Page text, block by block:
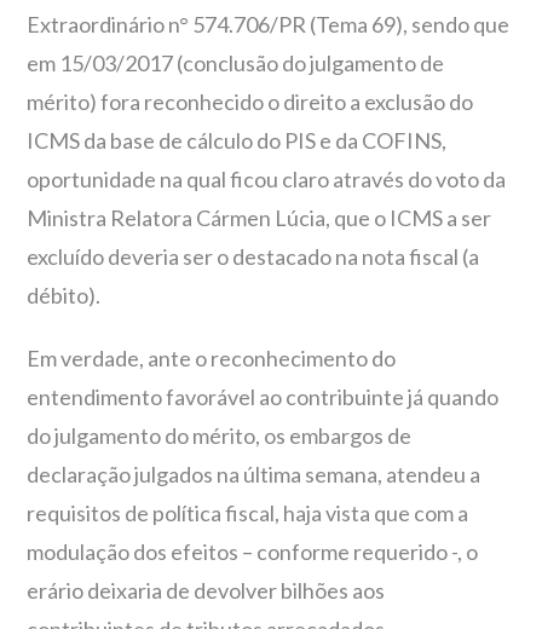
Extraordinário n° 574.706/PR (Tema 69), sendo que
em 15/03/2017 (conclusão do julgamento de
mérito) fora reconhecido o direito a exclusão do
ICMS da base de cálculo do PIS e da COFINS,
oportunidade na qual ficou claro através do voto da
Ministra Relatora Cármen Lúcia, que o ICMS a ser
excluído deveria ser o destacado na nota fiscal (a
débito).
Em verdade, ante o reconhecimento do
entendimento favorável ao contribuinte já quando
do julgamento do mérito, os embargos de
declaração julgados na última semana, atendeu a
requisitos de política fiscal, haja vista que com a
modulação dos efeitos – conforme requerido -, o
erário deixaria de devolver bilhões aos